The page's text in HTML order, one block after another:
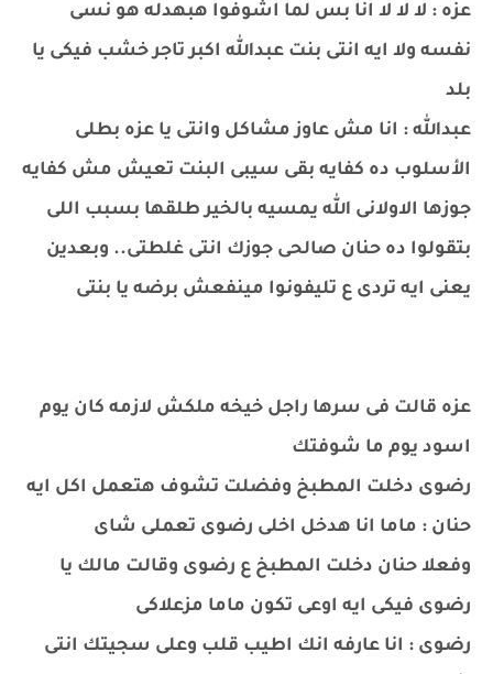
عزه : لا لا لا انا بس لما اشوفوا هبهدله هو نسى
نفسه ولا ايه انتى بنت عبدالله اكبر تاجر خشب فيكى يا
بلد
عبدالله : انا مش عاوز مشاكل وانتى يا عزه بطلى
الأسلوب ده كفايه بقى سيبى البنت تعيش مش كفايه
جوزها الاولانى الله يمسيه بالخير طلقها بسبب اللى
بتقولوا ده حنان صالحى جوزك انتى غلطتى.. وبعدين
يعنى ايه تردى ع تليفونوا مينفعش برضه يا بنتى
عزه قالت فى سرها راجل خيخه ملكش لازمه كان يوم
اسود يوم ما شوفتك
رضوى دخلت المطبخ وفضلت تشوف هتعمل اكل ايه
حنان : ماما انا هدخل اخلى رضوى تعملى شاى
وفعلا حنان دخلت المطبخ ع رضوى وقالت مالك يا
رضوى فيكى ايه اوعى تكون ماما مزعلاكى
رضوى : انا عارفه انك اطيب قلب وعلى سجيتك انتى